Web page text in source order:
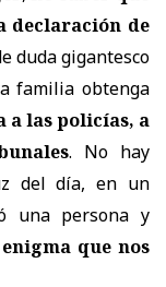
declaración de
duda gigantesco
familia obtenga
a las policías, a
. No hay
del día, en un
una persona y
que nos